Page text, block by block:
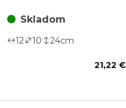
Skladom
12 10 24cm
21,22 €